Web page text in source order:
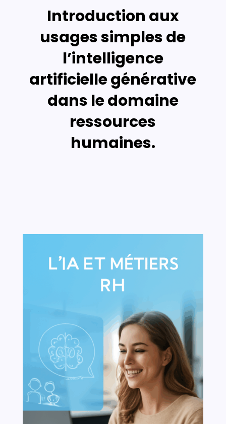
Introduction aux
usages simples de
l’intelligence
artificielle générative
dans le domaine
ressources
humaines.